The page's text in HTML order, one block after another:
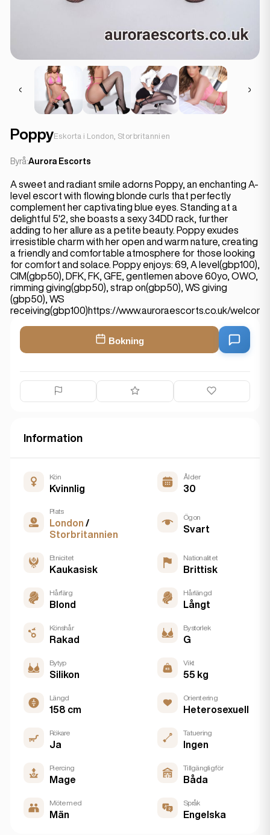
PoppyEskorta i London, Storbritannien
Byrå:Aurora Escorts
A sweet and radiant smile adorns Poppy, an enchanting A-
level escort with flowing blonde curls that perfectly
complement her captivating blue eyes. Standing at a
delightful 5'2, she boasts a sexy 34DD rack, further
adding to her allure as a petite beauty. Poppy exudes
irresistible charm with her open and warm nature, creating
a friendly and comfortable atmosphere for those looking
for comfort and solace. Poppy enjoys: 69, A level(gbp100),
CIM(gbp50), DFK, FK, GFE, gentlemen above 60yo, OWO,
rimming giving(gbp50), strap on(gbp50), WS giving
(gbp50), WS
receiving(gbp100)https://www.auroraescorts.co.uk/
Bokning
Information
Kön
Kvinnlig
Ålder
30
Plats
London /
Storbritannien
Ögon
Svart
Etnicitet
Kaukasisk
Nationalitet
Brittisk
Hårfärg
Blond
Hårlängd
Långt
Könshår
Rakad
Bystorlek
G
Bytyp
Silikon
Vikt
55 kg
Längd
158 cm
Orientering
Heterosexuell
Rökare
Ja
Tatuering
Ingen
Piercing
Mage
Tillgänglig för
Båda
Möte med
Män
Språk
Engelska